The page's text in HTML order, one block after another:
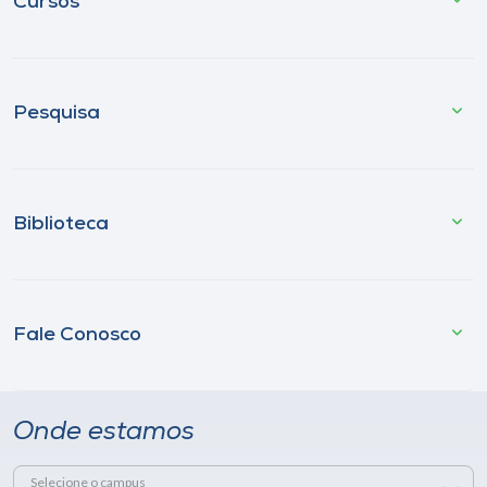
Pesquisa
Biblioteca
Fale Conosco
Onde estamos
Selecione o campus